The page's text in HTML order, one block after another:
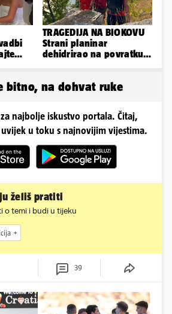
TRAGEDIJA NA BIOKOVU
Strani planinar
dehidrirao na povratku s
bitno, na dohvat ruke
najbolje iskustvo portala. Čitaj,
u toku s najnovijim vijestima.
želiš pratiti
o temi i budi u tijeku
39